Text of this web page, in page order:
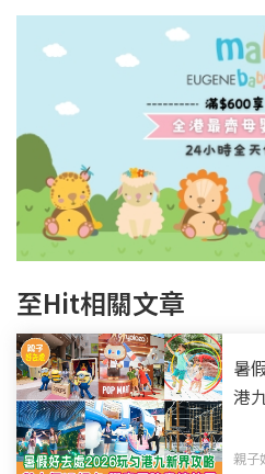
至Hit相關文章
暑
港
更
親子